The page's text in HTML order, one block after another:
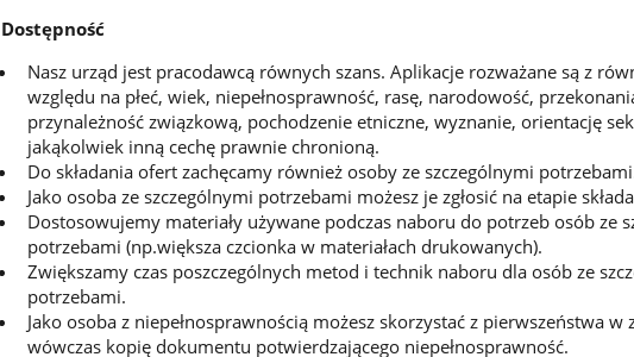
Dostępność
Nasz urząd jest pracodawcą równych szans. Aplikacje rozważane są z
względu na płeć, wiek, niepełnosprawność, rasę, narodowość,
przynależność związkową, pochodzenie etniczne, wyznanie, orientację
jakąkolwiek inną cechę prawnie chronioną.
Do składania ofert zachęcamy również osoby ze szczególnymi
Jako osoba ze szczególnymi potrzebami możesz je zgłosić na etapie
Dostosowujemy materiały używane podczas naboru do potrzeb osób ze
potrzebami (np.większa czcionka w materiałach drukowanych).
Zwiększamy czas poszczególnych metod i technik naboru dla osób ze
potrzebami.
Jako osoba z niepełnosprawnością możesz skorzystać z pierwszeństwa w
wówczas kopię dokumentu potwierdzającego niepełnosprawność.